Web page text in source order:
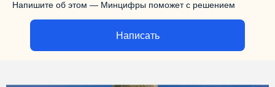
Напишите об этом — Минцифры поможет с решением
Написать